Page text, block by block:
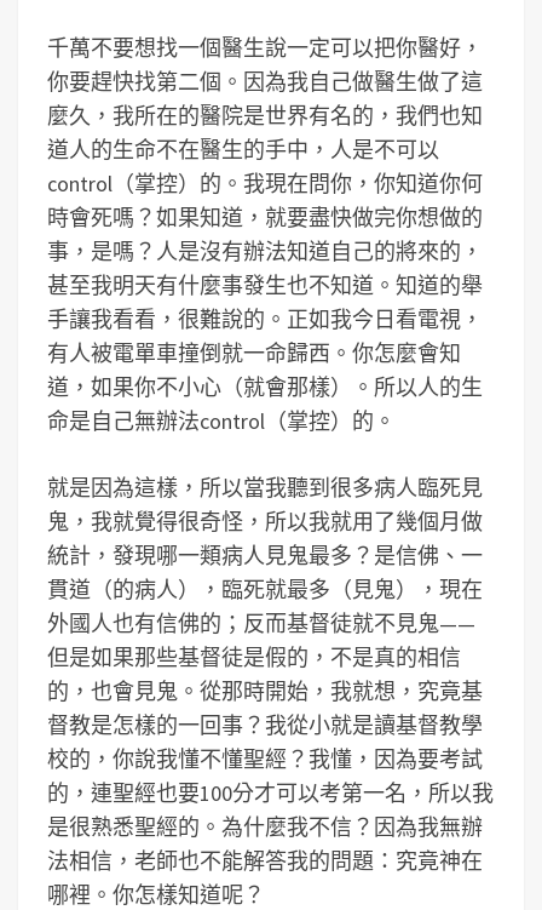
千萬不要想找一個醫生說一定可以把你醫好，
你要趕快找第二個。因為我自己做醫生做了這
麼久，我所在的醫院是世界有名的，我們也知
道人的生命不在醫生的手中，人是不可以
control（掌控）的。我現在問你，你知道你何
時會死嗎？如果知道，就要盡快做完你想做的
事，是嗎？人是沒有辦法知道自己的將來的，
甚至我明天有什麼事發生也不知道。知道的舉
手讓我看看，很難說的。正如我今日看電視，
有人被電單車撞倒就一命歸西。你怎麼會知
道，如果你不小心（就會那樣）。所以人的生
命是自己無辦法control（掌控）的。
就是因為這樣，所以當我聽到很多病人臨死見
鬼，我就覺得很奇怪，所以我就用了幾個月做
統計，發現哪一類病人見鬼最多？是信佛、一
貫道（的病人），臨死就最多（見鬼），現在
外國人也有信佛的；反而基督徒就不見鬼——
但是如果那些基督徒是假的，不是真的相信
的，也會見鬼。從那時開始，我就想，究竟基
督教是怎樣的一回事？我從小就是讀基督教學
校的，你說我懂不懂聖經？我懂，因為要考試
的，連聖經也要100分才可以考第一名，所以我
是很熟悉聖經的。為什麼我不信？因為我無辦
法相信，老師也不能解答我的問題：究竟神在
哪裡。你怎樣知道呢？